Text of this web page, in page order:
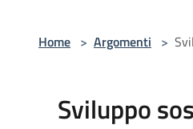
Home > Argomenti >
Sviluppo